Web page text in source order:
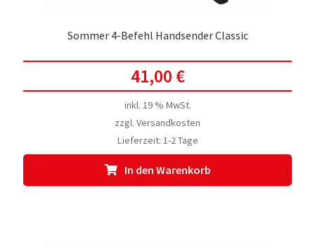
Sommer 4-Befehl Handsender Classic
41,00 €
inkl. 19 % MwSt.
zzgl. Versandkosten
Lieferzeit: 1-2 Tage
In den Warenkorb